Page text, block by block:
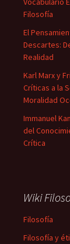
Filosofía
El
Descartes:
Realidad
Karl Marx y
Críticas a la
Moralidad
Immanuel
del
Crítica
Wiki
Filosofía
Filosofía y